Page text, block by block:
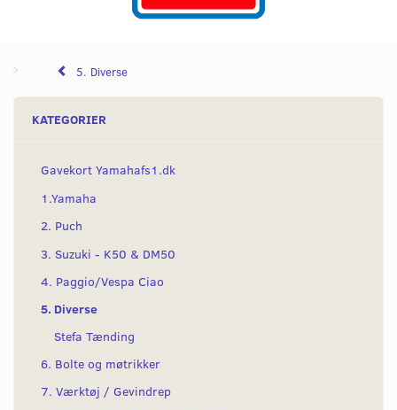
5. Diverse
KATEGORIER
Gavekort Yamahafs1.dk
1.Yamaha
2. Puch
3. Suzuki - K50 & DM50
4. Paggio/Vespa Ciao
5. Diverse
Stefa Tænding
6. Bolte og møtrikker
7. Værktøj / Gevindrep